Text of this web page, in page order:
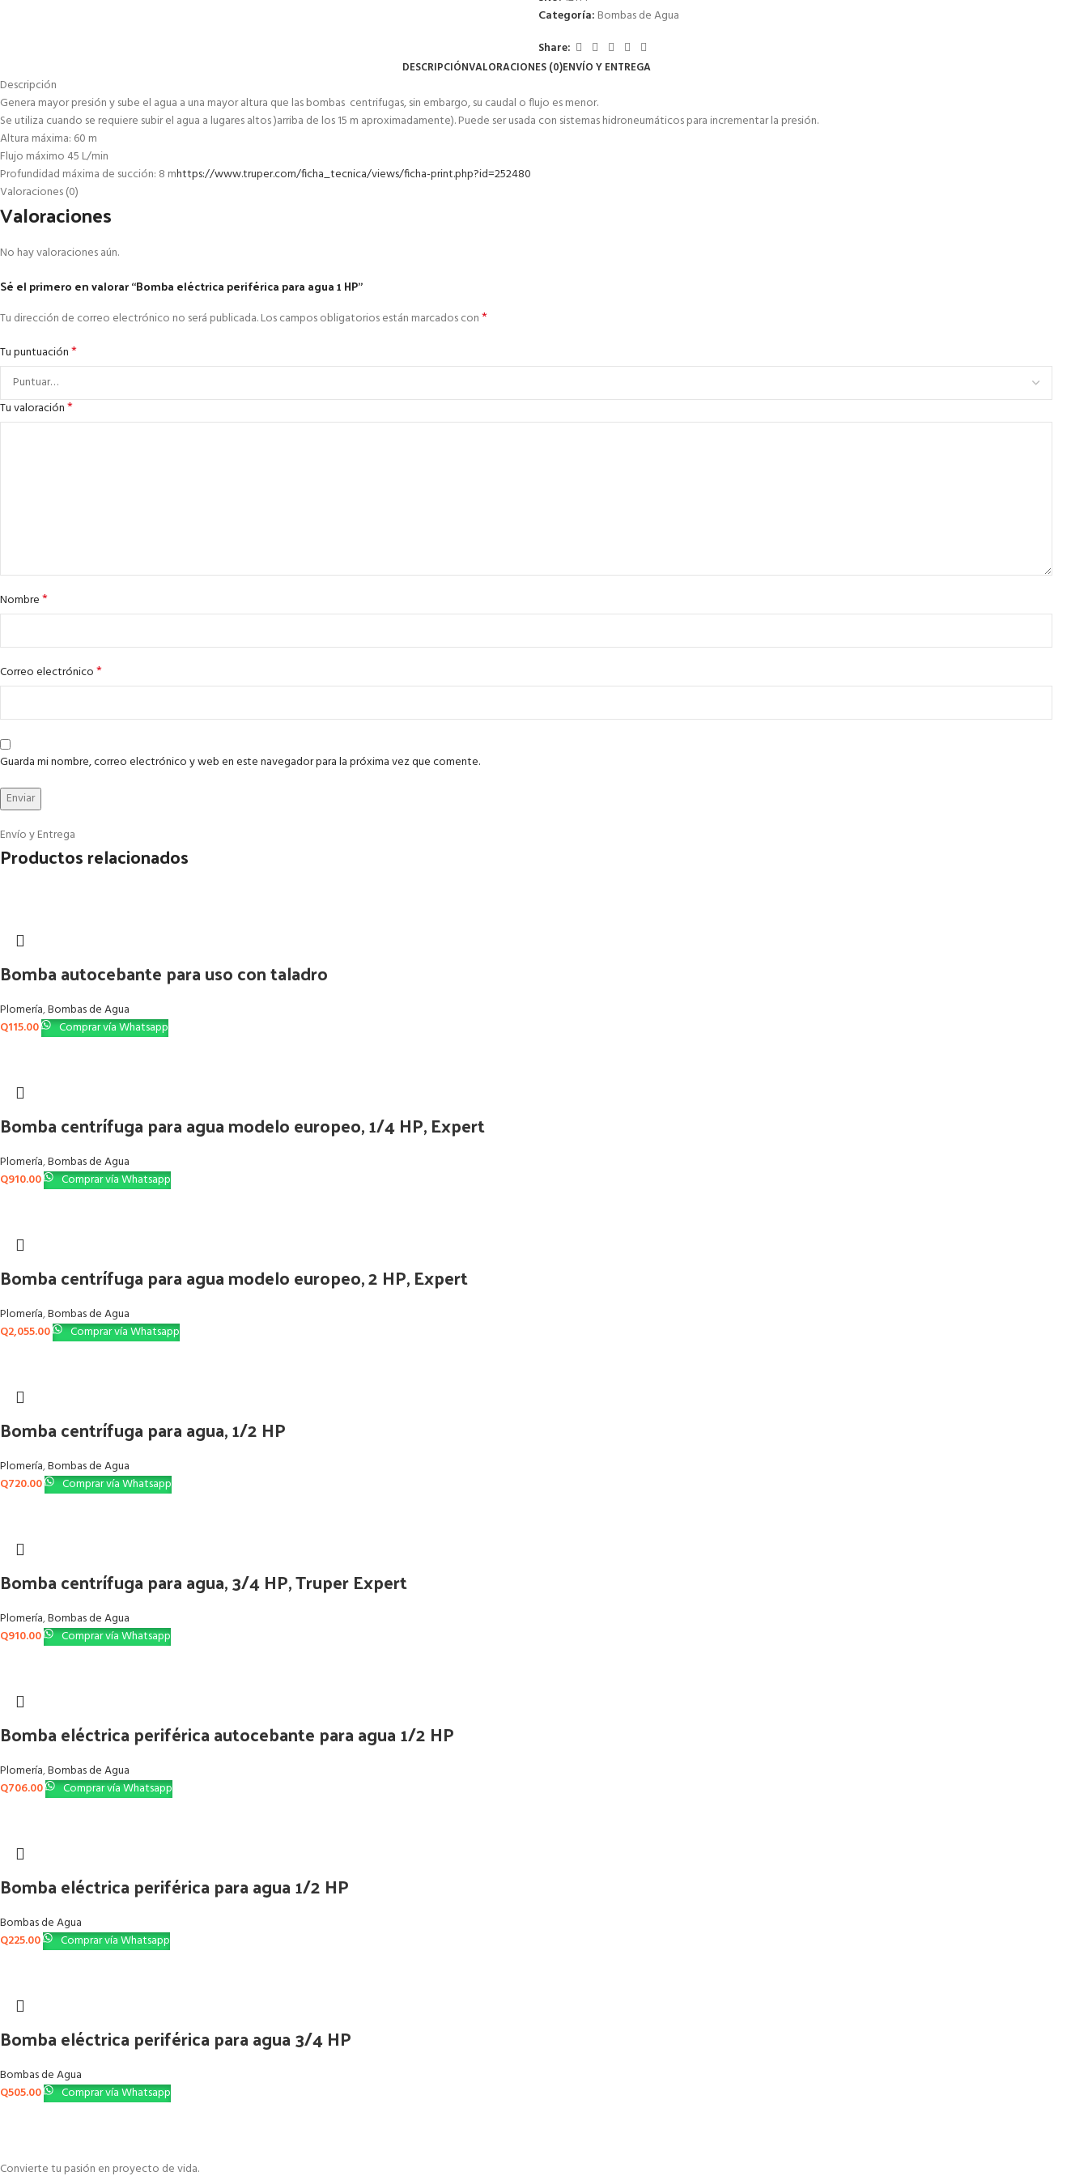
Categoría: Bombas de Agua
Share:
DESCRIPCIÓNVALORACIONES (0)ENVÍO Y ENTREGA
Descripción
Genera mayor presión y sube el agua a una mayor altura que las bombas centrifugas, sin embargo, su caudal o flujo es menor.
Se utiliza cuando se requiere subir el agua a lugares altos )arriba de los 15 m aproximadamente). Puede ser usada con sistemas hidroneumáticos para incrementar la presión.
Altura máxima: 60 m
Flujo máximo 45 L/min
Profundidad máxima de succión: 8 mhttps://www.truper.com/ficha_tecnica/views/ficha-print.php?id=252480
Valoraciones (0)
Valoraciones
No hay valoraciones aún.
Sé el primero en valorar “Bomba eléctrica periférica para agua 1 HP”
Tu dirección de correo electrónico no será publicada.Los campos obligatorios están marcados con*
Tu puntuación*
Tu valoración*
Nombre*
Correo electrónico*
Guarda mi nombre, correo electrónico y web en este navegador para la próxima vez que comente.
Envío y Entrega
Productos relacionados
Bomba autocebante para uso con taladro
Plomería,Bombas de Agua
Q115.00 Comprar vía Whatsapp
Bomba centrífuga para agua modelo europeo, 1/4 HP, Expert
Plomería,Bombas de Agua
Q910.00 Comprar vía Whatsapp
Bomba centrífuga para agua modelo europeo, 2 HP, Expert
Plomería,Bombas de Agua
Q2,055.00 Comprar vía Whatsapp
Bomba centrífuga para agua, 1/2 HP
Plomería,Bombas de Agua
Q720.00 Comprar vía Whatsapp
Bomba centrífuga para agua, 3/4 HP, Truper Expert
Plomería,Bombas de Agua
Q910.00 Comprar vía Whatsapp
Bomba eléctrica periférica autocebante para agua 1/2 HP
Plomería,Bombas de Agua
Q706.00 Comprar vía Whatsapp
Bomba eléctrica periférica para agua 1/2 HP
Bombas de Agua
Q225.00 Comprar vía Whatsapp
Bomba eléctrica periférica para agua 3/4 HP
Bombas de Agua
Q505.00 Comprar vía Whatsapp
Convierte tu pasión en proyecto de vida.